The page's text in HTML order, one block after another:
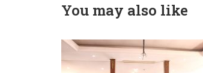
You may also like